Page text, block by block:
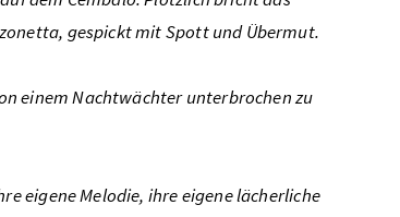
gespickt mit Spott und Übermut.
einem Nachtwächter unterbrochen zu
eigene Melodie, ihre eigene lächerliche